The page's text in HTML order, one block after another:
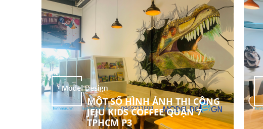
MỘT SỐ HÌNH ẢNH THI CÔNG
JEJU KIDS COFFEE QUẬN 7
TPHCM P3